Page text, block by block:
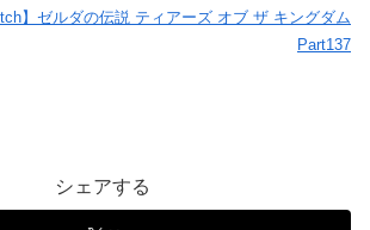
】ゼルダの伝説 ティアーズ オブ ザ キングダム
Part137
シェアする